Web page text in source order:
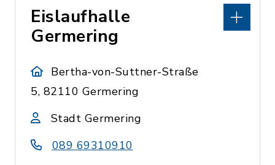
Eislaufhalle
Germering
Bertha-von-Suttner-Straße
5, 82110 Germering
Stadt Germering
089 69310910